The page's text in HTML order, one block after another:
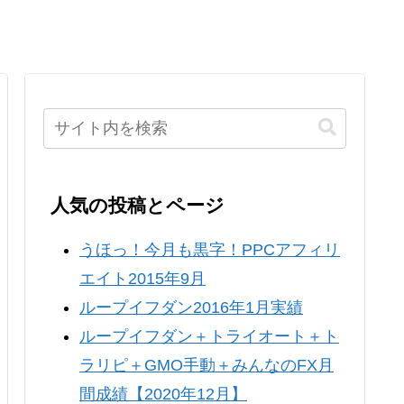
人気の投稿とページ
うほっ！今月も黒字！PPCアフィリ
エイト2015年9月
ループイフダン2016年1月実績
ループイフダン＋トライオート＋ト
ラリピ＋GMO手動＋みんなのFX月
間成績【2020年12月】